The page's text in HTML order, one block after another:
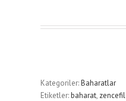
Kategoriler:Baharatlar
Etiketler:baharat, zencefil